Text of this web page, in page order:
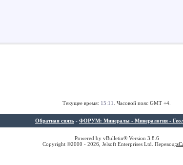
Текущее время: 15:11 . Часовой пояс GMT +4.
Обратная связь - ФОРУМ: Минералы - Минералогия -
Powered by vBulletin® Version 3.8.6
Copyright ©2000 - 2026, Jelsoft Enterprises Ltd. Перевод:z